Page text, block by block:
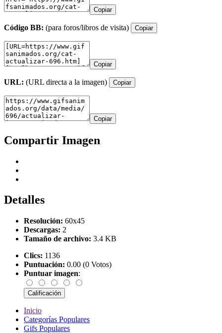
Copiar
Código BB: (para foros/libros de visita) Copiar
Copiar
URL: (URL directa a la imagen) Copiar
Copiar
Compartir Imagen
Detalles
Resolución: 60x45
Descargas: 2
Tamaño de archivo: 3.4 KB
Clics: 1136
Puntuación: 0.00 (0 Votos)
Puntuar imagen:
Inicio
Categorías Populares
Gifs Populares